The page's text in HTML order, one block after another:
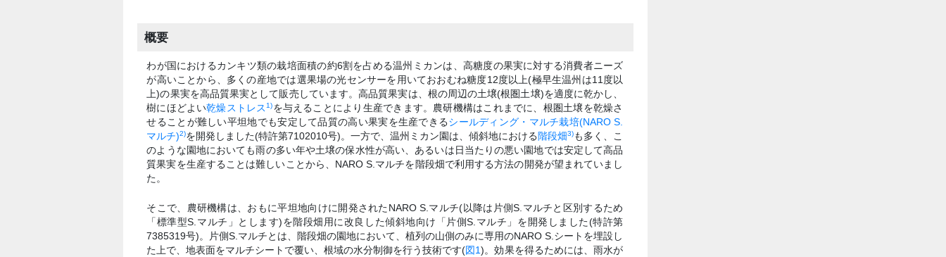
概要
わが国におけるカンキツ類の栽培面積の約6割を占める温州ミカンは、高糖度の果実に対する消費者ニーズ
が高いことから、多くの産地では選果場の光センサーを用いておおむね糖度12度以上(極早生温州は11度以
上)の果実を高品質果実として販売しています。高品質果実は、根の周辺の土壌(根圏土壌)を適度に乾かし、
樹にほどよい乾燥ストレス1)を与えることにより生産できます。農研機構はこれまでに、根圏土壌を乾燥さ
せることが難しい平坦地でも安定して品質の高い果実を生産できるシールディング・マルチ栽培(NARO S.
マルチ)2)を開発しました(特許第7102010号)。一方で、温州ミカン園は、傾斜地における階段畑3)も多く、こ
のような園地においても雨の多い年や土壌の保水性が高い、あるいは日当たりの悪い園地では安定して高品
質果実を生産することは難しいことから、NARO S.マルチを階段畑で利用する方法の開発が望まれていまし
た。
そこで、農研機構は、おもに平坦地向けに開発されたNARO S.マルチ(以降は片側S.マルチと区別するため
「標準型S.マルチ」とします)を階段畑用に改良した傾斜地向け「片側S.マルチ」を開発しました(特許第
7385319号)。片側S.マルチとは、階段畑の園地において、植列の山側のみに専用のNARO S.シートを埋設し
た上で、地表面をマルチシートで覆い、根域の水分制御を行う技術です(図1)。効果を得るためには、雨水が